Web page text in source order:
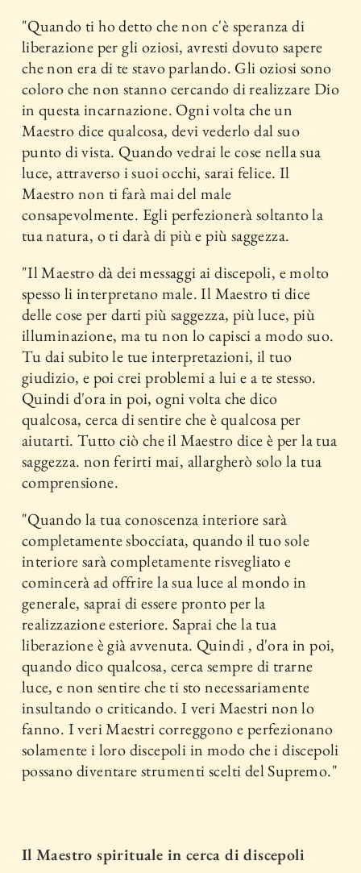
"Quando ti ho detto che non c'è speranza di
liberazione per gli oziosi, avresti dovuto sapere
che non era di te stavo parlando. Gli oziosi sono
coloro che non stanno cercando di realizzare Dio
in questa incarnazione. Ogni volta che un
Maestro dice qualcosa, devi vederlo dal suo
punto di vista. Quando vedrai le cose nella sua
luce, attraverso i suoi occhi, sarai felice. Il
Maestro non ti farà mai del male
consapevolmente. Egli perfezionerà soltanto la
tua natura, o ti darà di più e più saggezza.
"Il Maestro dà dei messaggi ai discepoli, e molto
spesso li interpretano male. Il Maestro ti dice
delle cose per darti più saggezza, più luce, più
illuminazione, ma tu non lo capisci a modo suo.
Tu dai subito le tue interpretazioni, il tuo
giudizio, e poi crei problemi a lui e a te stesso.
Quindi d'ora in poi, ogni volta che dico
qualcosa, cerca di sentire che è qualcosa per
aiutarti. Tutto ciò che il Maestro dice è per la tua
saggezza. non ferirti mai, allargherò solo la tua
comprensione.
"Quando la tua conoscenza interiore sarà
completamente sbocciata, quando il tuo sole
interiore sarà completamente risvegliato e
comincerà ad offrire la sua luce al mondo in
generale, saprai di essere pronto per la
realizzazione esteriore. Saprai che la tua
liberazione è già avvenuta. Quindi , d'ora in poi,
quando dico qualcosa, cerca sempre di trarne
luce, e non sentire che ti sto necessariamente
insultando o criticando. I veri Maestri non lo
fanno. I veri Maestri correggono e perfezionano
solamente i loro discepoli in modo che i discepoli
possano diventare strumenti scelti del Supremo."
Il Maestro spirituale in cerca di discepoli